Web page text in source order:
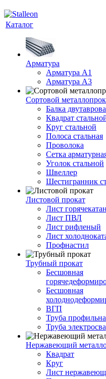
Каталог
Арматура
Арматура A1
Арматура А3
Сортовой
Балка
Квадрат
Круг стальной
Полоса стальная
Проволока
Сетка
Уголок стальной
Швеллер
Шестигранник
Листовой прокат
Лист
Лист ПВЛ
Лист рифленый
Лист
Профнастил
Трубный прокат
Бесшовная
Бесшовная
ВГП
Труба
Труба
Нержавеющий
Квадрат
Круг
Лист